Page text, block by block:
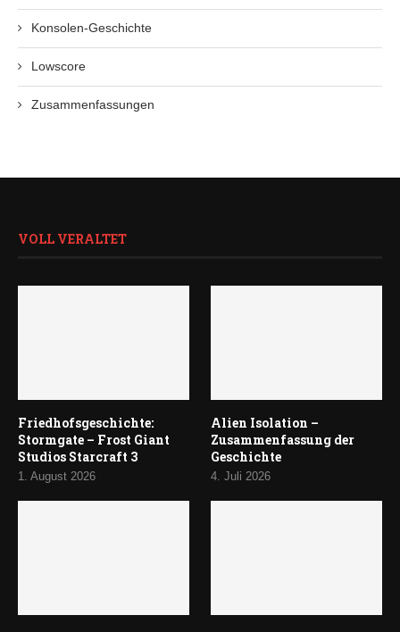
Konsolen-Geschichte
Lowscore
Zusammenfassungen
VOLL VERALTET
Friedhofsgeschichte:
Stormgate – Frost Giant
Studios Starcraft 3
1. August 2026
Alien Isolation –
Zusammenfassung der
Geschichte
4. Juli 2026